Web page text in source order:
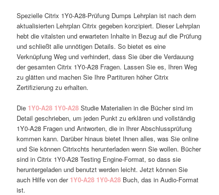
Spezielle Citrix 1Y0-A28-Prüfung Dumps Lehrplan ist nach dem
aktualisierten Lehrplan Citrix gegeben konzipiert. Dieser Lehrplan
hebt die vitalsten und erwarteten Inhalte in Bezug auf die Prüfung
und schließt alle unnötigen Details. So bietet es eine
Verknüpfung Weg und verhindert, dass Sie über die Verdauung
der gesamten Citrix 1Y0-A28 Fragen. Lassen Sie es, Ihren Weg
zu glätten und machen Sie Ihre Partituren höher Citrix
Zertifizierung zu erhalten.
Die 1Y0-A28 1Y0-A28 Studie Materialien in die Bücher sind im
Detail geschrieben, um jeden Punkt zu erklären und vollständig
1Y0-A28 Fragen und Antworten, die in Ihrer Abschlussprüfung
kommen kann. Darüber hinaus bietet Ihnen alles, was Sie online
und Sie können Citrixchts herunterladen wenn Sie wollen. Bücher
sind in Citrix 1Y0-A28 Testing Engine-Format, so dass sie
heruntergeladen und benutzt werden leicht. Jetzt können Sie
auch Hilfe von der 1Y0-A28 1Y0-A28 Buch, das in Audio-Format
ist.